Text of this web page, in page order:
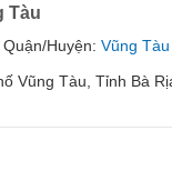
Tàu
Quận/Huyện: Vũng Tàu
Vũng Tàu, Tỉnh Bà